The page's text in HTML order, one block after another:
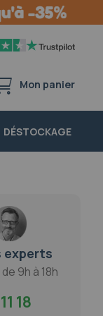
Mon panier
DÉSTOCKAGE
experts
9h à 18h
18